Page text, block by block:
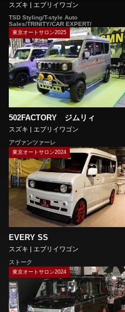
スズキ | エブリイワゴン
TSD Styling/T-style Auto
Sales/TRINITY/CAR EXPERT/
東京オートサロン2025
502FACTORY ジムリィ
スズキ | エブリイワゴン
アヴァンツァーレ
東京オートサロン2024
EVERY SS
スズキ | エブリイワゴン
ストーク
東京オートサロン2024